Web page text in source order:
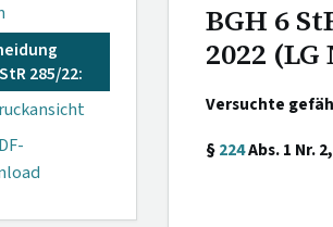
285/22:
BGH 6
2022
Versuchte
§224Abs. 1 Nr.